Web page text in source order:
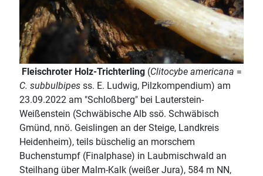
Fleischroter Holz-Trichterling (Clitocybe americana =
C. subbulbipes ss. E. Ludwig, Pilzkompendium) am
23.09.2022 am "Schloßberg" bei Lauterstein-
Weißenstein (Schwäbische Alb ssö. Schwäbisch
Gmünd, nnö. Geislingen an der Steige, Landkreis
Heidenheim), teils büschelig an morschem
Buchenstumpf (Finalphase) in Laubmischwald an
Steilhang über Malm-Kalk (weißer Jura), 584 m NN,